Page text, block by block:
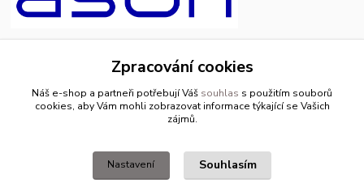
+420 799 500 769
pracovní dny 8-11hod.,13-15hod.
Zpracování cookies
Náš e-shop a partneři potřebují Váš souhlas s použitím souborů
cookies, aby Vám mohli zobrazovat informace týkající se Vašich
zájmů.
Nastavení Souhlasím